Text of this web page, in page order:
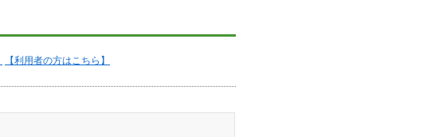
【利用者の方はこちら】